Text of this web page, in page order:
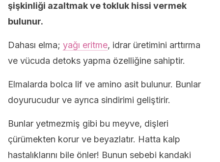
şişkinliği azaltmak ve tokluk hissi vermek
bulunur.
Dahası elma; yağı eritme, idrar üretimini arttırma
ve vücuda detoks yapma özelliğine sahiptir.
Elmalarda bolca lif ve amino asit bulunur. Bunlar
doyurucudur ve ayrıca sindirimi geliştirir.
Bunlar yetmezmiş gibi bu meyve, dişleri
çürümekten korur ve beyazlatır. Hatta kalp
hastalıklarını bile önler! Bunun sebebi kandaki